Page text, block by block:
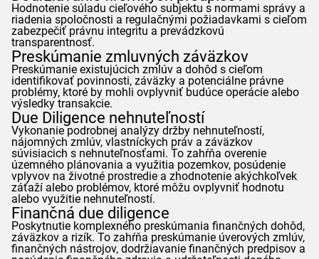
Hodnotenie súladu cieľového subjektu s normami správy a
riadenia spoločnosti a regulačnými požiadavkami s cieľom
zabezpečiť právnu integritu a prevádzkovú
transparentnosť.
Preskúmanie zmluvných záväzkov
Preskúmanie existujúcich zmlúv a dohôd s cieľom
identifikovať povinnosti, záväzky a potenciálne právne
problémy, ktoré by mohli ovplyvniť budúce operácie alebo
výsledky transakcie.
Due Diligence nehnuteľností
Vykonanie podrobnej analýzy držby nehnuteľností,
nájomných zmlúv, vlastníckych práv a záväzkov
súvisiacich s nehnuteľnosťami. To zahŕňa overenie
územného plánovania a využitia pozemkov, posúdenie
vplyvov na životné prostredie a zhodnotenie akýchkoľvek
záťaží alebo problémov, ktoré môžu ovplyvniť hodnotu
alebo využitie nehnuteľností.
Finančná due diligence
Poskytnutie komplexného preskúmania finančných dohôd,
záväzkov a rizík. To zahŕňa preskúmanie úverových zmlúv,
finančných nástrojov, dodržiavanie finančných predpisov a